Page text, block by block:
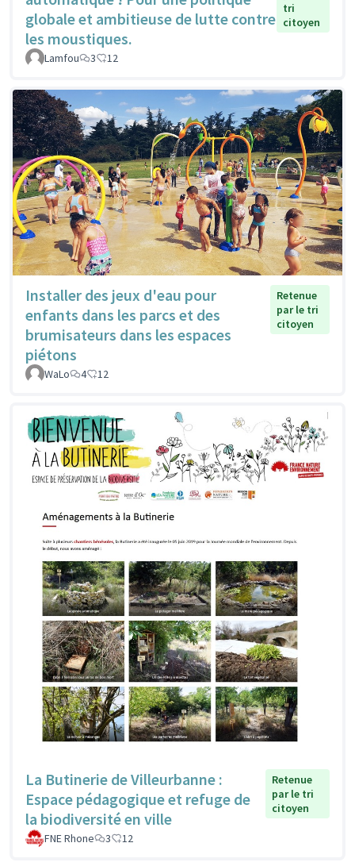
globale et ambitieuse de lutte contre
les moustiques.
tri
citoyen
Lamfou 3 12
Installer des jeux d'eau pour
enfants dans les parcs et des
brumisateurs dans les espaces
piétons
Retenue
par le tri
citoyen
WaLo 4 12
La Butinerie de Villeurbanne :
Espace pédagogique et refuge de
la biodiversité en ville
Retenue
par le tri
citoyen
FNE Rhone 3 12